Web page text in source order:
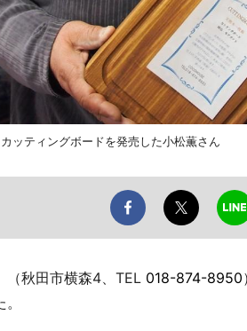
ッティングボードを発売した小松薫さん
秋田市横森4、TEL 018-874-8950